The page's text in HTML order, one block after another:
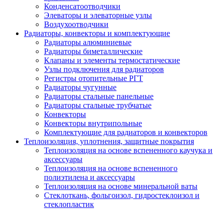
Конденсатоотводчики
Элеваторы и элеваторные узлы
Воздухоотводчики
Радиаторы, конвекторы и комплектующие
Радиаторы алюминиевые
Радиаторы биметаллические
Клапаны и элементы термостатические
Узлы подключения для радиаторов
Регистры отопительные РГТ
Радиаторы чугунные
Радиаторы стальные панельные
Радиаторы стальные трубчатые
Конвекторы
Конвекторы внутрипольные
Комплектующие для радиаторов и конвекторов
Теплоизоляция, уплотнения, защитные покрытия
Теплоизоляция на основе вспененного каучука и
аксессуары
Теплоизоляция на основе вспененного
полиэтилена и аксессуары
Теплоизоляция на основе минеральной ваты
Стеклоткань, фольгоизол, гидростеклоизол и
стеклопластик